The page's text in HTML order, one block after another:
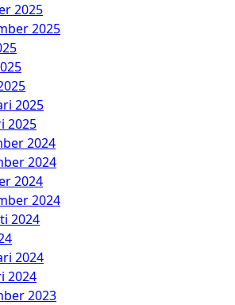
2025
2025
2025
2025
2024
2024
2024
2024
2024
2024
2024
2023